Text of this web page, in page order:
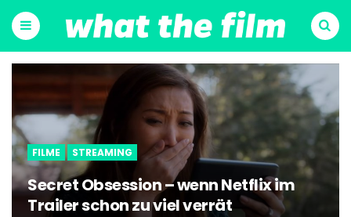
Menu Suchen
FILME STREAMING
Secret Obsession – wenn Netflix im
Trailer schon zu viel verrät